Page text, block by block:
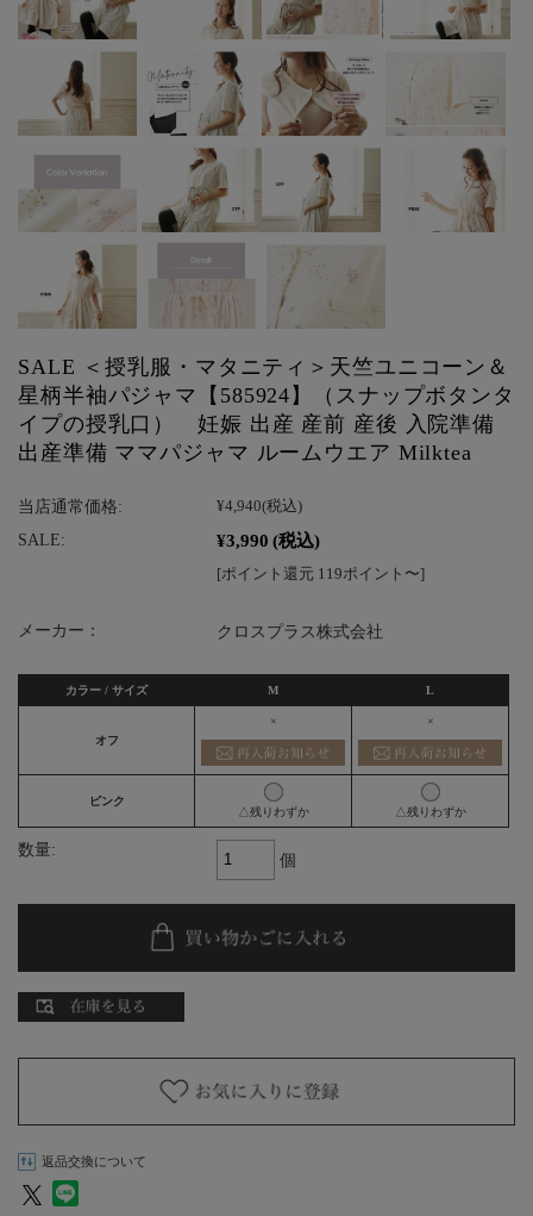
SALE ＜授乳服・マタニティ＞天竺ユニコーン＆
星柄半袖パジャマ【585924】（スナップボタンタ
イプの授乳口） 妊娠 出産 産前 産後 入院準備
出産準備 ママパジャマ ルームウエア Milktea
当店通常価格: ¥4,940(税込)
SALE: ¥3,990 (税込)
[ポイント還元 119ポイント〜]
メーカー： クロスプラス株式会社
カラー / サイズ M L
オフ
× ×
ピンク
△残りわずか
△残りわずか
数量:
個
返品交換について